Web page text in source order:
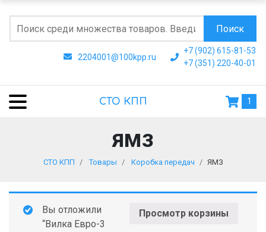
2204001@100kpp.ru
+7 (902) 615-81-53
+7 (351) 220-40-01
Поиск
СТО КПП 1
ЯМЗ
СТО КПП Товары Коробка передач ЯМЗ
Просмотр корзины
Вы отложили
“Вилка Евро-3